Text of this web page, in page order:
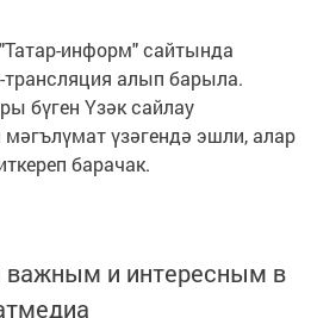
информ" сайтында
алып барыла.
бүген Үзәк сайлау
үзәгендә эшли, алар
барачак.
и интересным в